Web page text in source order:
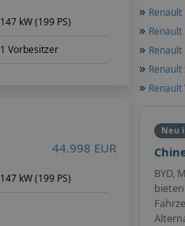
»
»
»
» Renault
»
Neu
BYD,
147 kW (199 PS)
1 Vorbesitzer
44.998 EUR
147 kW (199 PS)